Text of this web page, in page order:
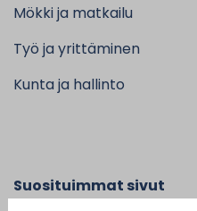
Mökki ja matkailu
Työ ja yrittäminen
Kunta ja hallinto
Suosituimmat sivut